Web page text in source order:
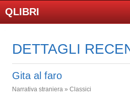
QLIBRI
DETTAGLI
Gita al faro
Narrativa straniera » Classici